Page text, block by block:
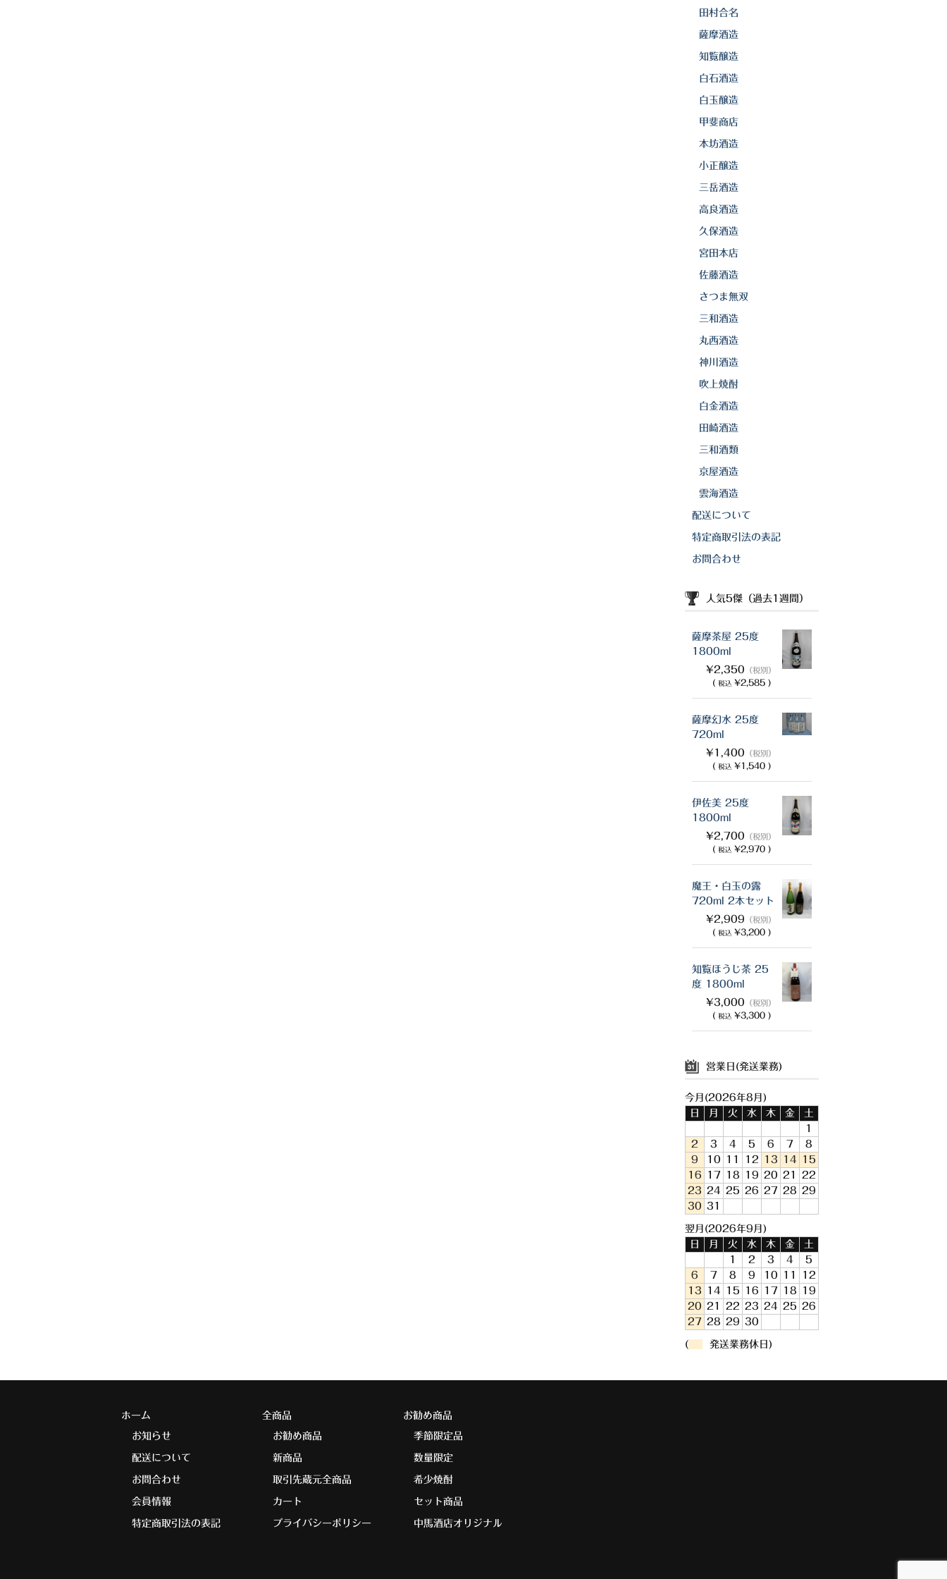
田村合名
薩摩酒造
知覧醸造
白石酒造
白玉醸造
甲斐商店
本坊酒造
小正醸造
三岳酒造
高良酒造
久保酒造
宮田本店
佐藤酒造
さつま無双
三和酒造
丸西酒造
神川酒造
吹上焼酎
白金酒造
田崎酒造
三和酒類
京屋酒造
雲海酒造
配送について
特定商取引法の表記
お問合わせ
人気5傑（過去1週間）
薩摩茶屋 25度
1800ml
¥2,350 （税別）
( 税込 ¥2,585 )
薩摩幻水 25度
720ml
¥1,400 （税別）
( 税込 ¥1,540 )
伊佐美 25度
1800ml
¥2,700 （税別）
( 税込 ¥2,970 )
魔王・白玉の露
720ml 2本セット
¥2,909 （税別）
( 税込 ¥3,200 )
知覧ほうじ茶 25
度 1800ml
¥3,000 （税別）
( 税込 ¥3,300 )
営業日(発送業務)
今月(2026年8月)
日
月 火 水 木 金
土
1
2
3 4 5 6 7
8
9
10 11 12 13 14
15
16
17 18 19 20 21
22
23 24 25 26 27 28 29
30 31
翌月(2026年9月)
日
月 火 水 木 金
土
1
2 3 4
5
6
7 8 9 10 11
12
13
14 15 16 17 18
19
20 21 22 23 24 25 26
27 28 29 30
( 発送業務休日)
ホーム
お知らせ
配送について
お問合わせ
会員情報
特定商取引法の表記
全商品
お勧め商品
新商品
取引先蔵元全商品
カート
プライバシーポリシー
お勧め商品
季節限定品
数量限定
希少焼酎
セット商品
中馬酒店オリジナル